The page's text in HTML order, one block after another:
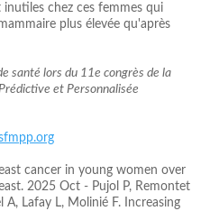
inutiles chez ces femmes qui
plus élevée qu'après
santé lors du 11e congrès de la
et Personnalisée
cancer in young women over
2025 Oct - Pujol P, Remontet
A, Lafay L, Molinié F. Increasing